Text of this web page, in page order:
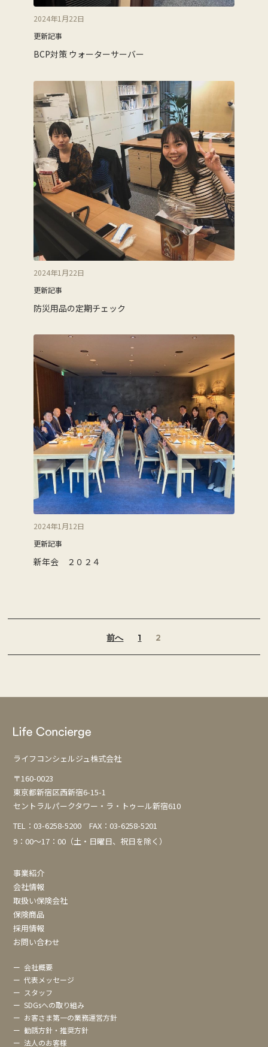
2024年1月22日
更新記事
BCP対策 ウォーターサーバー
2024年1月22日
更新記事
防災用品の定期チェック
2024年1月12日
更新記事
新年会 ２０２４
投
稿
ペ
送
り
前へ 1 2
ライフコンシェルジュ株式会社
〒160-0023
東京都新宿区西新宿6-15-1
セントラルパークタワー・ラ・トゥール新宿610
TEL：03-6258-5200 FAX：03-6258-5201
9：00～17：00（土・日曜日、祝日を除く）
事業紹介
会社情報
取扱い保険会社
保険商品
採用情報
お問い合わせ
ー会社概要
ー代表メッセージ
ー スタッフ
ーSDGsへの取り組み
ー お客さま第一の業務運営方針
ー 勧誘方針・推奨方針
ー法人のお客様